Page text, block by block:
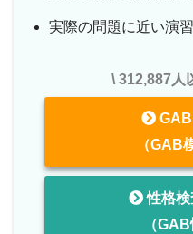
実際の問題に近い演
\ 312,887人
（GAB
性格検
（